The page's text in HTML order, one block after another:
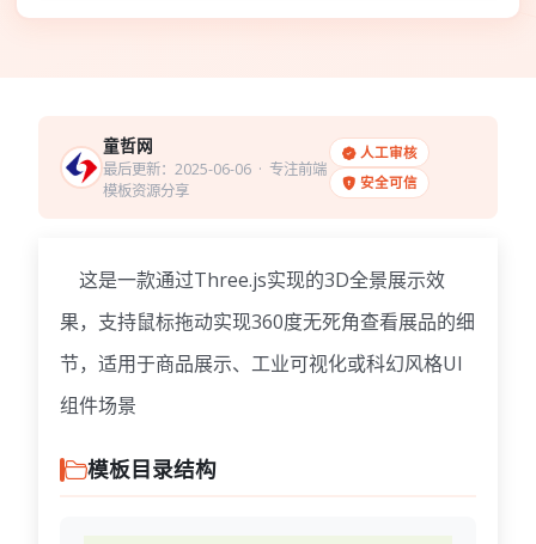
童哲网
最后更新：2025-06-06· 专注前端
模板资源分享
人工审核
安全可信
这是一款通过Three.js实现的3D全景展示效
果，支持鼠标拖动实现360度无死角查看展品的细
节，适用于商品展示、工业可视化或科幻风格UI
组件场景
模板目录结构